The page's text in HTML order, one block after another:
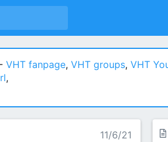
- VHT fanpage, VHT groups, VHT
,
11/6/21